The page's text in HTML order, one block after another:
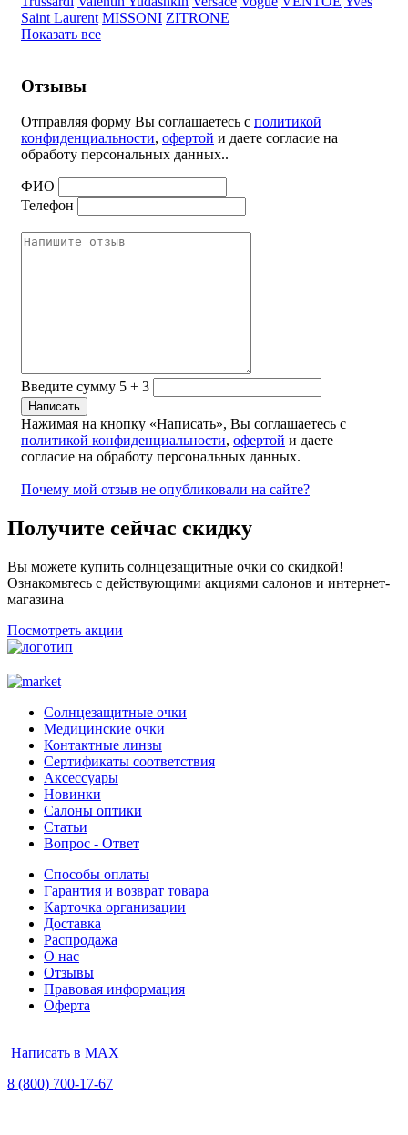
Saint Laurent MISSONI ZITRONE
Показать все
Отзывы
Отправляя форму Вы соглашаетесь с политикой
конфиденциальности, офертой и даете согласие на
обработу персональных данных..
ФИО
Телефон
Введите сумму 5 + 3
Нажимая на кнопку «Написать», Вы соглашаетесь с
политикой конфиденциальности, офертой и даете
согласие на обработу персональных данных.
Почему мой отзыв не опубликовали на сайте?
Получите сейчас скидку
Вы можете купить солнцезащитные очки со скидкой!
Ознакомьтесь с действующими акциями салонов и интернет-
магазина
Посмотреть акции
Солнцезащитные очки
Медицинские очки
Контактные линзы
Сертификаты соответствия
Аксессуары
Новинки
Салоны оптики
Статьи
Вопрос - Ответ
Способы оплаты
Гарантия и возврат товара
Карточка организации
Доставка
Распродажа
О нас
Отзывы
Правовая информация
Оферта
Написать в MAX
8 (800) 700-17-67